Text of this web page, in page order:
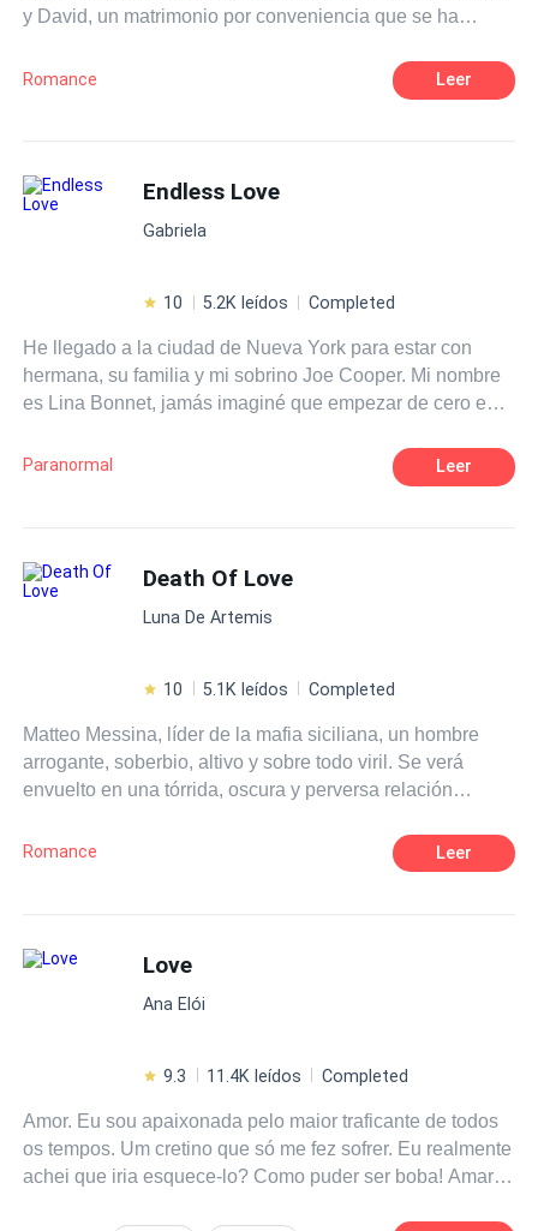
y David, un matrimonio por conveniencia que se ha
Mane, el hombre de la casa, está roto por dentro, y David,
David ni siquiera sabe lo que significa sentir debido a su
vidas?
Romance Leer
Endless Love
Gabriela
10 5.2K leídos Completed
He llegado a la ciudad de Nueva York para estar con
hermana, su familia y mi sobrino Joe Cooper. Mi nombre
es Lina Bonnet, jamás imaginé que empezar de cero en
parece imposible. La Universidad parece un reto dificil de
conseguir, claro, no ser de este país tampoco me ayuda,
completo, todo empeoró. Se me metió por dentro, cada
cosa, lugar o situación se volvieron insignificantes. Él
cambió mi mundo por completo. Segunda parte del libro
Paranormal Leer
Death Of Love
Luna De Artemis
10 5.1K leídos Completed
Matteo Messina, líder de la mafia siciliana, un hombre
arrogante, soberbio, altivo y sobre todo viril. Se verá
envuelto en una tórrida, oscura y perversa relación
negros son el origen de una penetrante mirada que
congela la sangre en las venas; alto, fornido y
deseado: su libertad y el poder o la pasión y la lujuria que
no está dispuesta a ser la dulce flor de ningún hombre, se
reina de la Cosa Nostra ¿O Matteo sellará el destino de
Romance Leer
Love
Ana Elói
9.3 11.4K leídos Completed
Amor. Eu sou apaixonada pelo maior traficante de todos
os tempos. Um cretino que só me fez sofrer. Eu realmente
achei que iria esquece-lo? Como puder ser boba! Amar